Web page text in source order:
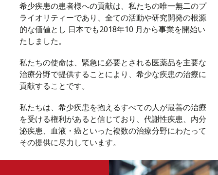
希少疾患の患者様への貢献は、私たちの唯一無二のプ
ライオリティーであり、全ての活動や研究開発の根源
的な価値とし 日本でも2018年10 月から事業を開始い
たしました。
私たちの使命は、緊急に必要とされる医薬品を主要な
治療分野で提供することにより、希少な疾患の治療に
貢献することです。
私たちは、希少疾患を抱えるすべての人が最善の治療
を受ける権利があると信じており、代謝性疾患、内分
泌疾患、血液・癌といった複数の治療分野にわたって
その提供に尽力しています。